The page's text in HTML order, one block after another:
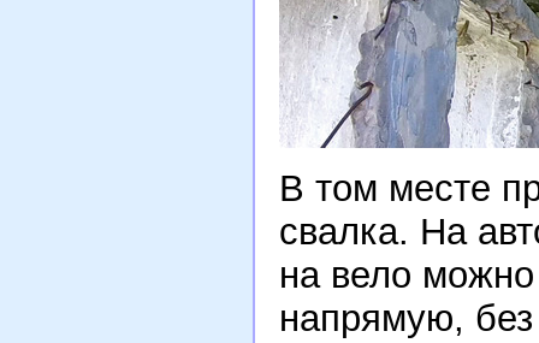
В том месте
свалка. На
на вело
напрямую,